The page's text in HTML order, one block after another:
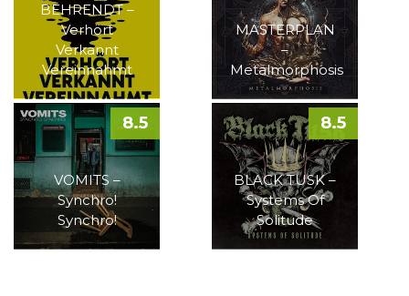
BEHRENDT –
Verhört
Verkannt
Vereinnahmt
MASTERPLAN
–
Metalmorphosis
VOMITS –
Synchro!
Synchro!
8.5
BLACK TUSK –
Systems Of
Solitude
8.5